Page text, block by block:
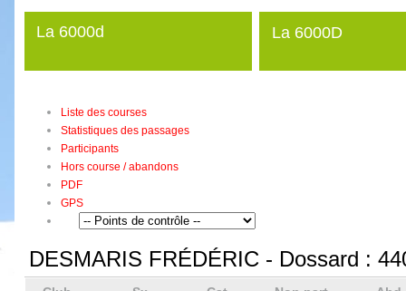
La 6000d La 6000D
Liste des courses
Statistiques des passages
Participants
Hors course / abandons
PDF
GPS
DESMARIS FRÉDÉRIC - Dossard :